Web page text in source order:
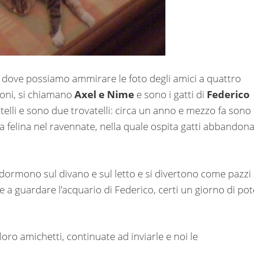
dove possiamo ammirare le foto degli amici a quattro
si chiamano Axel e Nime e sono i gatti di Federico
e sono due trovatelli: circa un anno e mezzo fa sono
nel ravennate, nella quale ospita gatti
sul divano e sul letto e si divertono come pazzi
guardare l’acquario di Federico, certi un giorno di
amichetti, continuate ad inviarle e noi le